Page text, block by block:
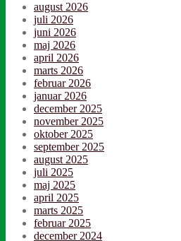
august 2026
juli 2026
juni 2026
maj 2026
april 2026
marts 2026
februar 2026
januar 2026
december 2025
november 2025
oktober 2025
september 2025
august 2025
juli 2025
maj 2025
april 2025
marts 2025
februar 2025
december 2024